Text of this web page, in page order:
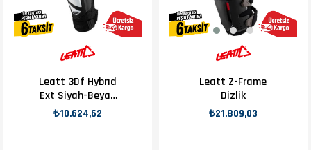
Leatt 3Df Hybrıd
Ext Siyah-Beyaz
Dizlik
₺10.624,62
Leatt Z-Frame
Dizlik
₺21.809,03